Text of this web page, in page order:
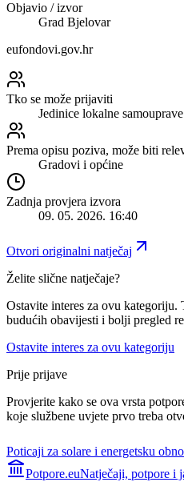
Objavio / izvor
Grad Bjelovar
eufondovi.gov.hr
Tko se može prijaviti
Jedinice lokalne samouprave
Prema opisu poziva, može biti
Gradovi i općine
Zadnja provjera izvora
09. 05. 2026. 16:40
Otvori originalni natječaj
Želite slične natječaje?
Ostavite interes za ovu kategoriju.
budućih obavijesti i bolji pregled
Ostavite interes za ovu kategoriju
Prije prijave
Provjerite kako se ova vrsta
koje službene uvjete prvo treba
Poticaji za solare i energetsku
Potpore.euNatječaji, potpore i